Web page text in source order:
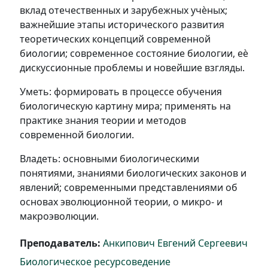
вклад отечественных и зарубежных учѐных;
важнейшие этапы исторического развития
теоретических концепций современной
биологии; современное состояние биологии, еѐ
дискуссионные проблемы и новейшие взгляды.
Уметь: формировать в процессе обучения
биологическую картину мира; применять на
практике знания теории и методов
современной биологии.
Владеть: основными биологическими
понятиями, знаниями биологических законов и
явлений; современными представлениями об
основах эволюционной теории, о микро- и
макроэволюции.
Преподаватель: Анкипович Евгений Сергеевич
Биологическое ресурсоведение